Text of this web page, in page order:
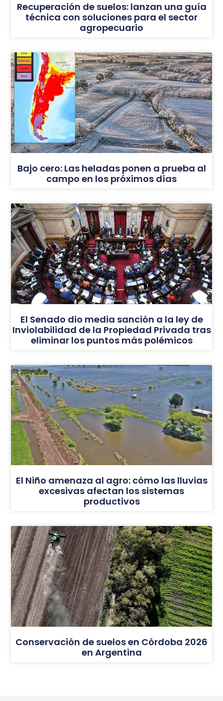
Recuperación de suelos: lanzan una guía
técnica con soluciones para el sector
agropecuario
Bajo cero: Las heladas ponen a prueba al
campo en los próximos días
El Senado dio media sanción a la ley de
Inviolabilidad de la Propiedad Privada tras
eliminar los puntos más polémicos
El Niño amenaza al agro: cómo las lluvias
excesivas afectan los sistemas
productivos
Conservación de suelos en Córdoba 2026
en Argentina